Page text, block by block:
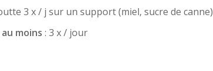
3 x / j sur un support (miel, sucre de canne)
au moins : 3 x / jour